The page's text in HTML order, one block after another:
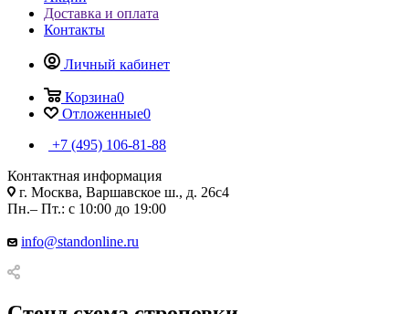
Доставка и оплата
Контакты
Личный кабинет
Корзина0
Отложенные0
+7 (495) 106-81-88
Контактная информация
г. Москва, Варшавское ш., д. 26с4
Пн.– Пт.: с 10:00 до 19:00
info@standonline.ru